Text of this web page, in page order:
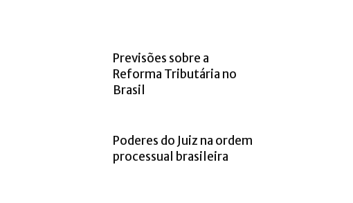
Previsões sobre a
Reforma Tributária no
Brasil
Poderes do Juiz na ordem
processual brasileira